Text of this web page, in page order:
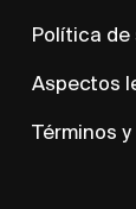
Política
Aspectos
Términos